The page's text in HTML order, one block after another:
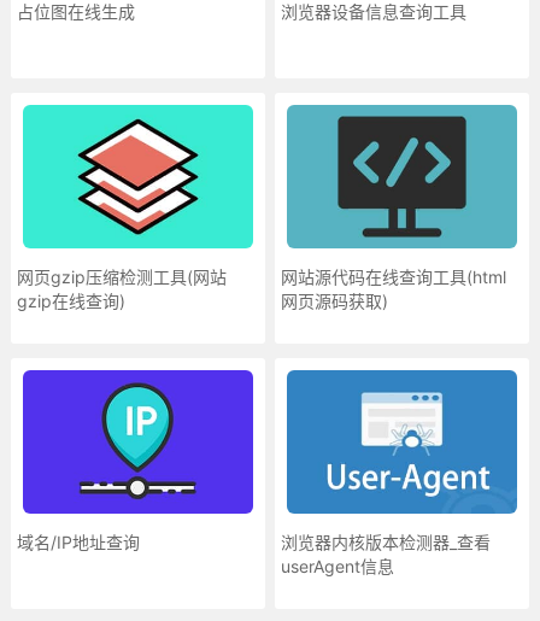
占位图在线生成 浏览器设备信息查询工具
网页gzip压缩检测工具(网站
gzip在线查询)
网站源代码在线查询工具(html
网页源码获取)
域名/IP地址查询
浏览器内核版本检测器_查看
userAgent信息